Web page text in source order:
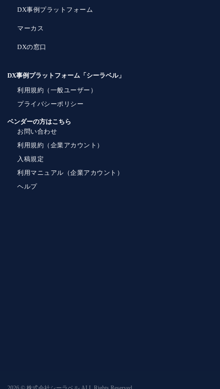
DX事例プラットフォーム
マーカス
DXの窓口
DX事例プラットフォーム「シーラベル」
利用規約（一般ユーザー）
プライバシーポリシー
ベンダーの方はこちら
お問い合わせ
利用規約（企業アカウント）
入稿規定
利用マニュアル（企業アカウント）
ヘルプ